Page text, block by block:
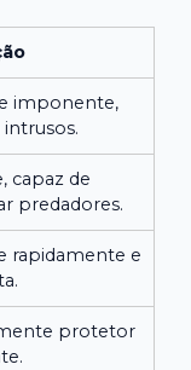
imponente,
capaz de
predadores.
rapidamente e
protetor